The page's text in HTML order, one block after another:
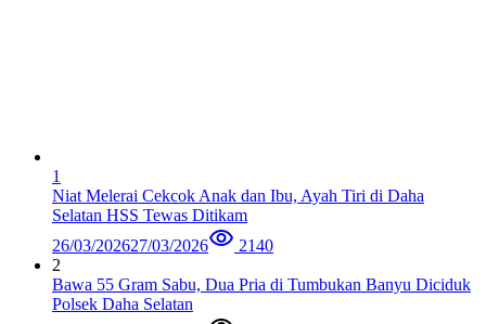
1
Niat Melerai Cekcok Anak dan Ibu, Ayah Tiri di Daha
Selatan HSS Tewas Ditikam
26/03/202627/03/2026
2140
2
Bawa 55 Gram Sabu, Dua Pria di Tumbukan Banyu Diciduk
Polsek Daha Selatan